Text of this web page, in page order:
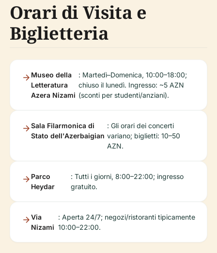
Orari di Visita e
Biglietteria
Museo della
Letteratura
Azera Nizami
: Martedì–Domenica, 10:00–18:00;
chiuso il lunedì. Ingresso: ~5 AZN
(sconti per studenti/anziani).
Sala Filarmonica di
Stato dell'Azerbaigian
: Gli orari dei concerti
variano; biglietti: 10–50
AZN.
Parco
Heydar
: Tutti i giorni, 8:00–22:00; ingresso
gratuito.
Via
Nizami
: Aperta 24/7; negozi/ristoranti tipicamente
10:00–22:00.